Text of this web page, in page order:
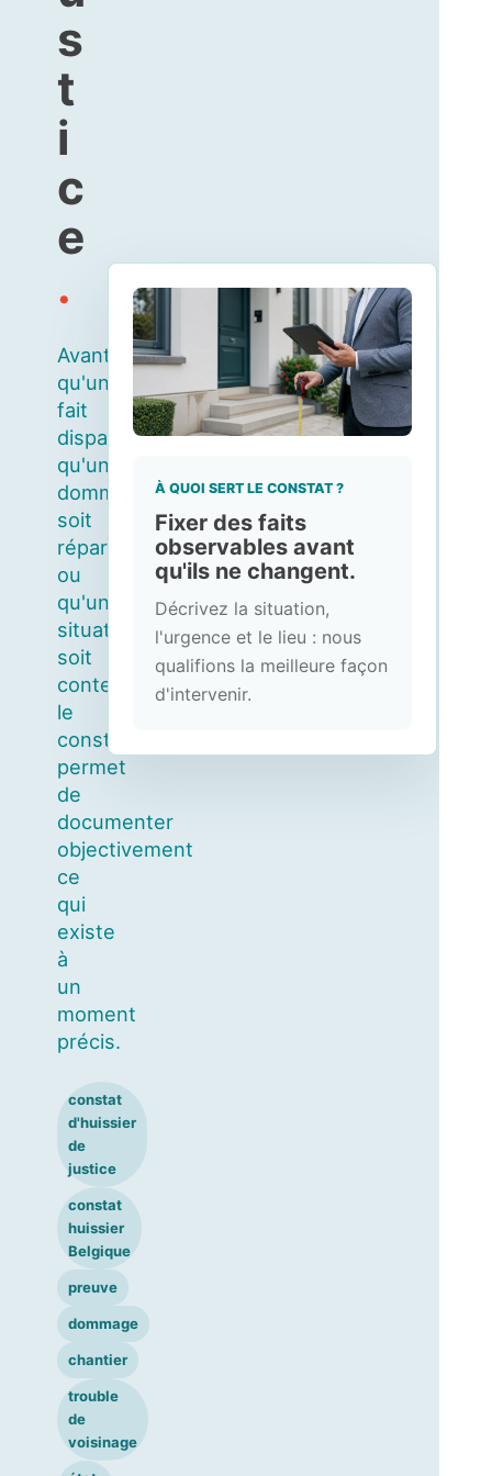
s
t
i
c
e
.
Avant
qu'un
fait
disparaisse,
qu'un
dommage
soit
réparé
ou
qu'une
situation
soit
contestée,
le
constat
permet
de
documenter
objectivement
ce
qui
existe
à
un
moment
précis.
constat
d'huissier
de
justice
constat
huissier
Belgique
preuve
dommage
chantier
trouble
de
voisinage
À QUOI SERT LE CONSTAT ?
Fixer des faits
observables avant
qu'ils ne changent.
Décrivez la situation,
l'urgence et le lieu : nous
qualifions la meilleure façon
d'intervenir.